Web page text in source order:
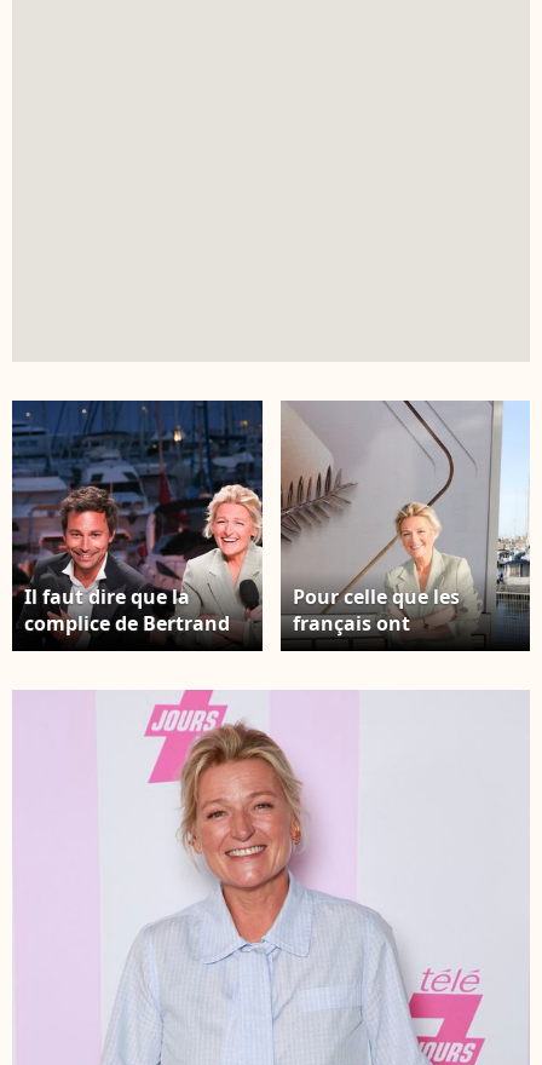
Il faut dire que la
complice de Bertrand
Chameroy à l'écran a
homme qui s'épanouit
dans un monde
diamétralement
opposé au sien...
Bertrand Chameroy et
Lemoine sur le plateau
vous" lors du 79ème
Festival International
du Film de Cannes le 14
mai 2026. Crédit Jack
Tribeca / Bestimage
Pour celle que les
français ont
l'impression de bien
famille reste peu mise
en lumière... Anne-
Élisabeth Lemoine sur
l'émission "C à vous"
lors du 79ème Festival
International du Film
de Cannes le 14 mai
2026. Crédit Jack
Tribeca / Bestimage